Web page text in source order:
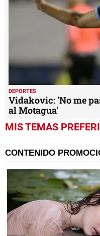
DEPORTES
Vidakovic: 'No me
al Motagua'
MIS TEMAS